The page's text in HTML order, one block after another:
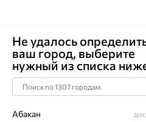
-65% по промокоду
Главная Каталог Браслеты
Браслет, серебро,
Не удалось
ваш город, выберите
нужный из списка
Абакан